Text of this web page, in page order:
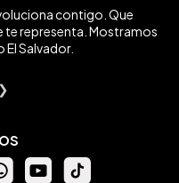
contigo. Que
te representa. Mostramos
El Salvador.